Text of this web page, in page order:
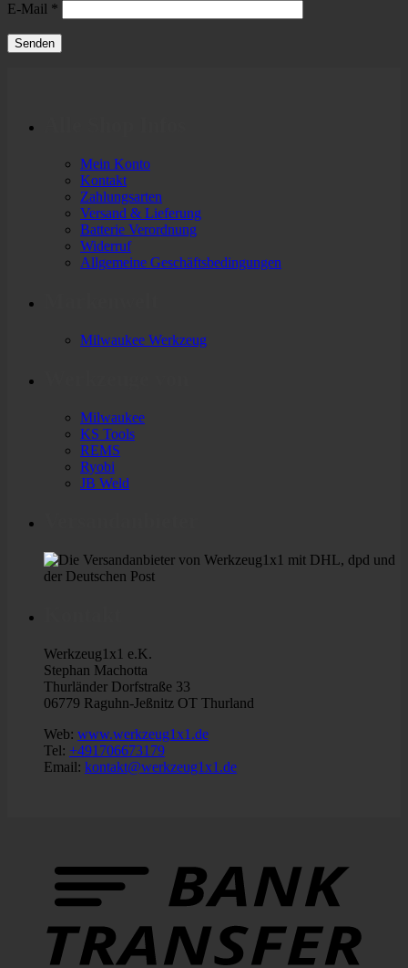
E-Mail *
Mein Konto
Kontakt
Zahlungsarten
Versand & Lieferung
Batterie Verordnung
Widerruf
Allgemeine Geschäftsbedingungen
Milwaukee Werkzeug
Milwaukee
KS Tools
REMS
Ryobi
JB Weld
Werkzeug1x1 e.K.
Stephan Machotta
Thurländer Dorfstraße 33
06779 Raguhn-Jeßnitz OT Thurland
Web: www.werkzeug1x1.de
Tel: +491706673179
Email: kontakt@werkzeug1x1.de